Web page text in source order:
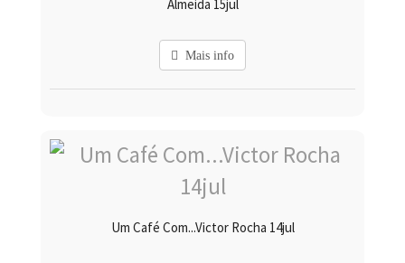
Almeida 15jul
Mais info
Um Café Com...Victor Rocha 14jul